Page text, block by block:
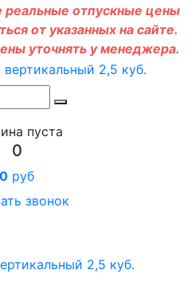
реальные отпускные цены
от указанных на сайте.
уточнять у менеджера.
пуста
0
0 руб
звонок